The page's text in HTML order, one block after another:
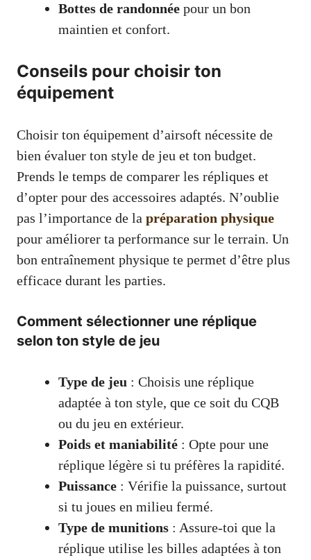
Bottes de randonnée pour un bon
maintien et confort.
Conseils pour choisir ton
équipement
Choisir ton équipement d’airsoft nécessite de
bien évaluer ton style de jeu et ton budget.
Prends le temps de comparer les répliques et
d’opter pour des accessoires adaptés. N’oublie
pas l’importance de la préparation physique
pour améliorer ta performance sur le terrain. Un
bon entraînement physique te permet d’être plus
efficace durant les parties.
Comment sélectionner une réplique
selon ton style de jeu
Type de jeu : Choisis une réplique
adaptée à ton style, que ce soit du CQB
ou du jeu en extérieur.
Poids et maniabilité : Opte pour une
réplique légère si tu préfères la rapidité.
Puissance : Vérifie la puissance, surtout
si tu joues en milieu fermé.
Type de munitions : Assure-toi que la
réplique utilise les billes adaptées à ton